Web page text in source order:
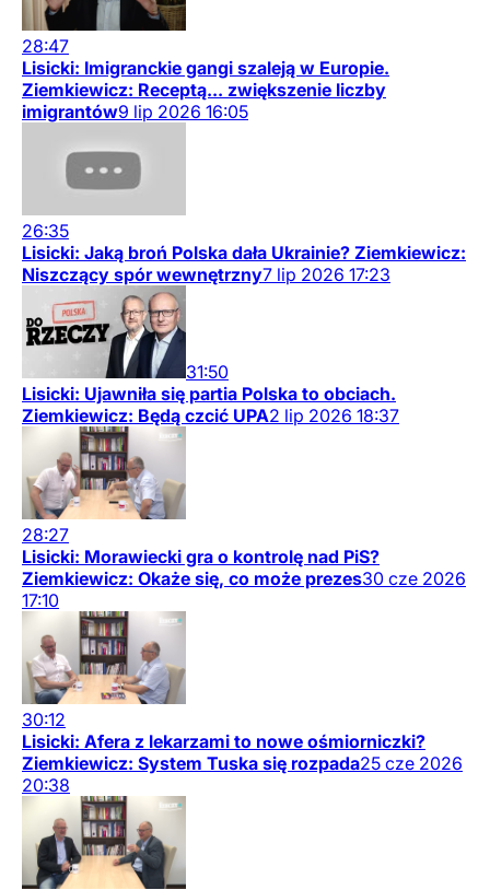
28:47
Lisicki: Imigranckie gangi szaleją w Europie.
Ziemkiewicz: Receptą... zwiększenie liczby
imigrantów9 lip 2026 16:05
26:35
Lisicki: Jaką broń Polska dała Ukrainie? Ziemkiewicz:
Niszczący spór wewnętrzny7 lip 2026 17:23
31:50
Lisicki: Ujawniła się partia Polska to obciach.
Ziemkiewicz: Będą czcić UPA2 lip 2026 18:37
28:27
Lisicki: Morawiecki gra o kontrolę nad PiS?
Ziemkiewicz: Okaże się, co może prezes30 cze 2026
17:10
30:12
Lisicki: Afera z lekarzami to nowe ośmiorniczki?
Ziemkiewicz: System Tuska się rozpada25 cze 2026
20:38